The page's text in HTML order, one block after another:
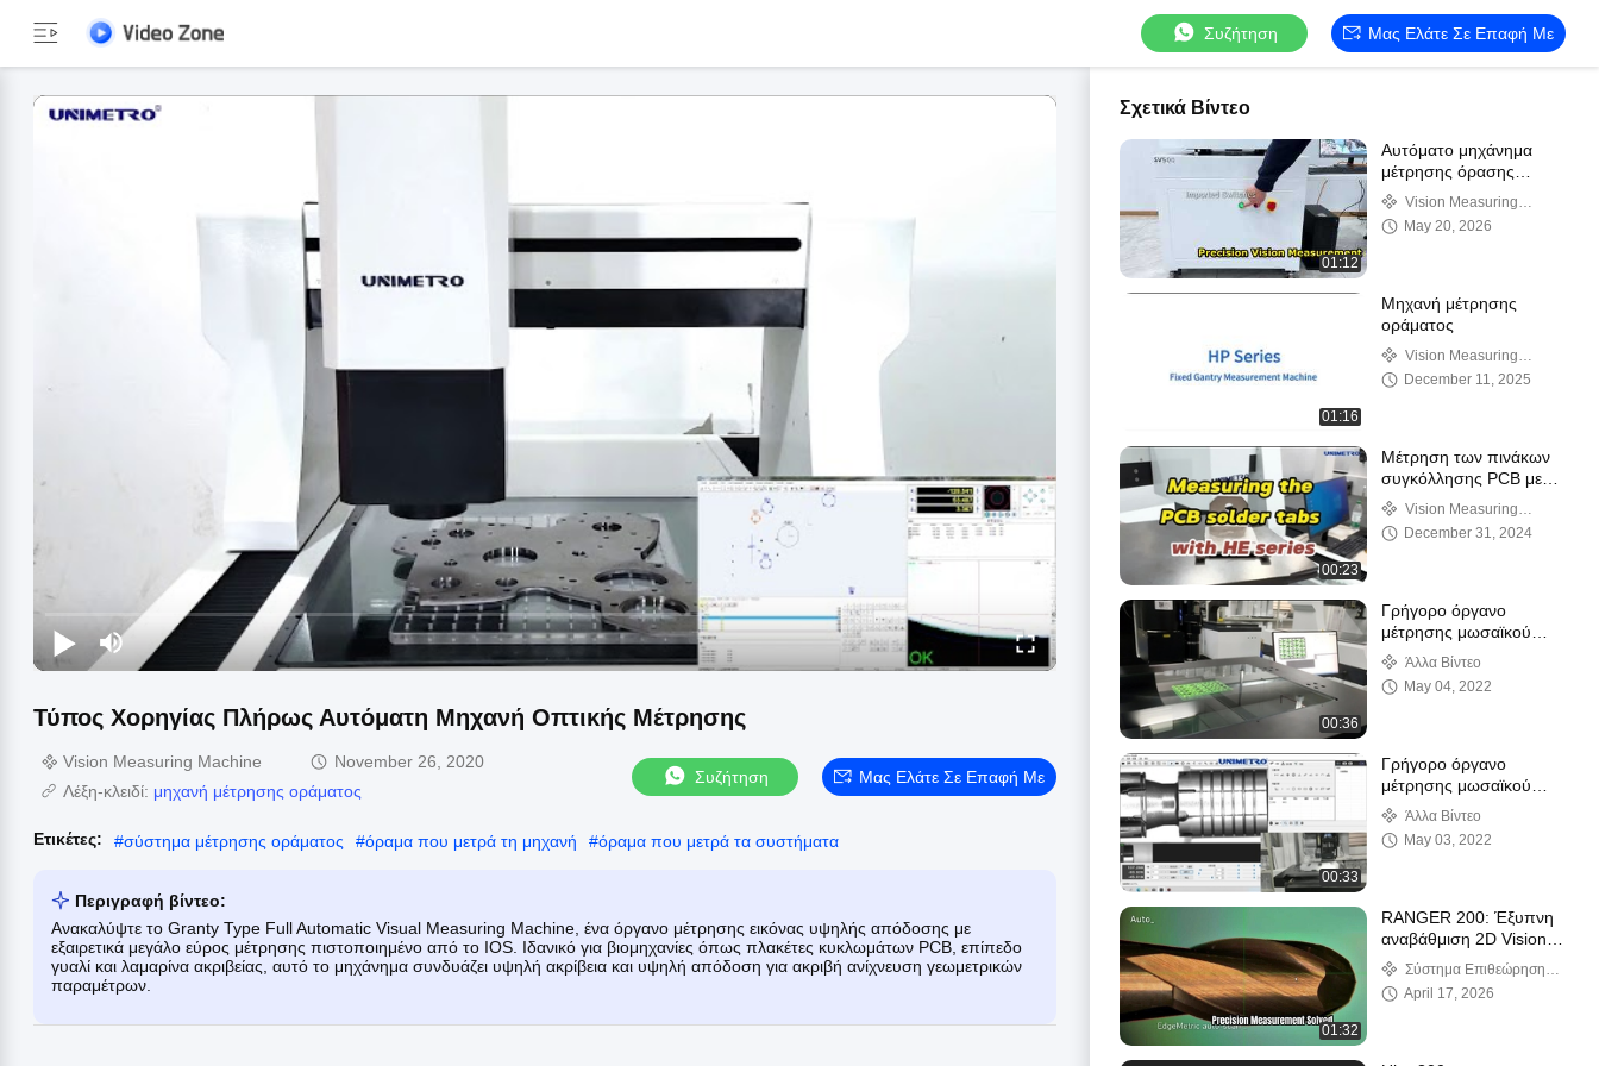
Συζήτηση Μας Ελάτε Σε Επαφή Με
Τύπος Χορηγίας Πλήρως Αυτόματη Μηχανή Οπτικής Μέτρησης
Vision Measuring Machine
November 26, 2020
Λέξη-κλειδί: μηχανή μέτρησης οράματος
Συζήτηση Μας Ελάτε Σε Επαφή Με
Ετικέτες: #σύστημα μέτρησης οράματος #όραμα που μετρά τη μηχανή #όραμα που μετρά τα συστήματα
Περιγραφή βίντεο:
Ανακαλύψτε το Granty Type Full Automatic Visual Measuring Machine, ένα όργανο μέτρησης εικόνας υψηλής απόδοσης με
εξαιρετικά μεγάλο εύρος μέτρησης πιστοποιημένο από το IOS. Ιδανικό για βιομηχανίες όπως πλακέτες κυκλωμάτων PCB, επίπεδο
γυαλί και λαμαρίνα ακριβείας, αυτό το μηχάνημα συνδυάζει υψηλή ακρίβεια και υψηλή απόδοση για ακριβή ανίχνευση γεωμετρικών
παραμέτρων.
Σχετικά Βίντεο
01:12
Αυτόματο μηχάνημα
μέτρησης όρασης
UNIMETRO SV:
Ευστάθεια και ακρίβεια
επόμενου επιπέδου
Vision Measuring
Machine
May 20, 2026
01:16
Μηχανή μέτρησης
οράματος
Vision Measuring
Machine
December 11, 2025
00:23
Μέτρηση των πινάκων
συγκόλλησης PCB με
μηχανή μέτρησης
όρασης σειράς HE
Vision Measuring
Machine
December 31, 2024
00:36
Γρήγορο όργανο
μέτρησης μωσαϊκού
εικόνας σειράς Genesis
Άλλα Βίντεο
May 04, 2022
00:33
Γρήγορο όργανο
μέτρησης μωσαϊκού
εικόνας σειράς Genesis
Άλλα Βίντεο
May 03, 2022
01:32
RANGER 200: Έξυπνη
αναβάθμιση 2D Vision
για σύνθετα εργαλεία
Σύστημα Επιθεώρησης
Εργαλείων Σειρά
April 17, 2026